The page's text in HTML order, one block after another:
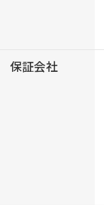
保証会社